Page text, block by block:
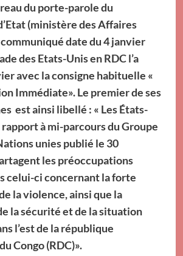
du porte-parole du
(ministère des Affaires
date du 4 janvier
des Etats-Unis en RDC l’a
avec la consigne habituelle «
Immédiate». Le premier de ses
est ainsi libellé : « Les États-
à mi-parcours du Groupe
unies publié le 30
les préoccupations
celui-ci concernant la forte
la violence, ainsi que la
la sécurité et de la situation
l’est de la république
Congo (RDC)».